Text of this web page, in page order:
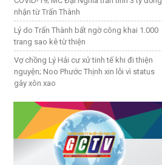
nhận từ Trấn Thành
Lý do Trấn Thành bất ngờ công khai 1.000
trang sao kê từ thiện
Vợ chồng Lý Hải cư xử tinh tế khi đi thiện
nguyện; Noo Phước Thịnh xin lỗi vì status
gây xôn xao